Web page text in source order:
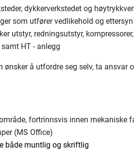
dykkerverkstedet og
som utfører vedlikehold og
utstyr, redningsutstyr,
HT - anlegg
ønsker å utfordre seg selv, ta ansvar
fortrinnsvis innen mekaniske
(MS Office)
både muntlig og skriftlig